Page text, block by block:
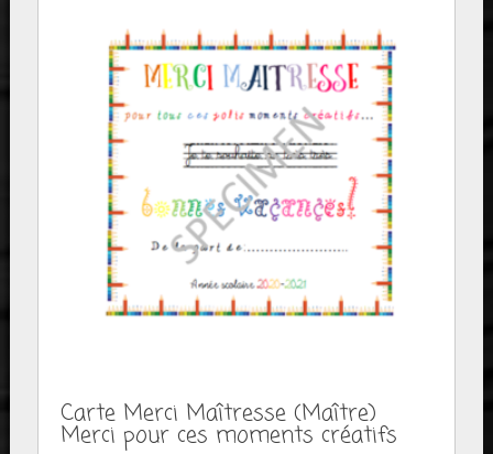
Carte Merci Maîtresse (Maître)
Merci pour ces moments créatifs